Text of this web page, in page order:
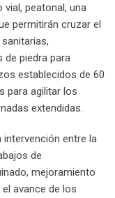
peatonal, una
permitirán cruzar el
piedra para
establecidos de 60
para agilitar los
extendidas.
intervención entre la
de
mejoramiento
avance de los